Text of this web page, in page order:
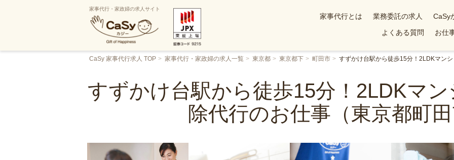
家事代行・家政婦の求人サイト
家事代行とは 業務委託の求人 CaSy
よくある質問
お仕
CaSy 家事代行求人 TOP 家事代行・家政婦の求人一覧 東京都 東京都下 町田市 すずかけ台駅から徒歩15分！2LDKマン
すずかけ台駅から徒歩15分！2LDKマ
除代行のお仕事（東京都町田